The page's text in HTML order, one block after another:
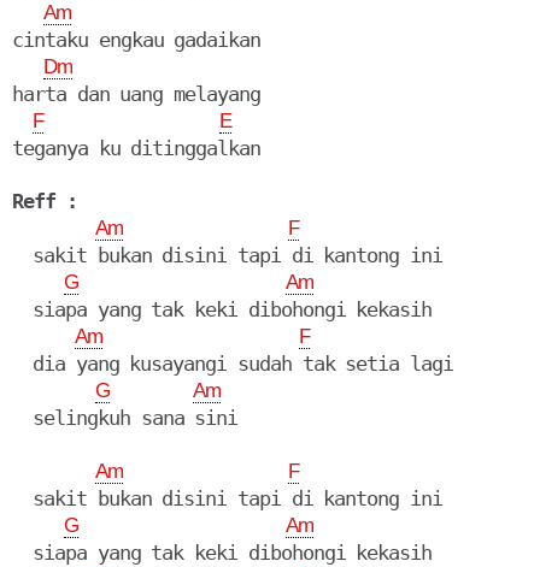
Am
cintaku engkau gadaikan
Dm
harta dan uang melayang
F E
teganya ku ditinggalkan
Reff :
Am F
  sakit bukan disini tapi di kantong ini
G Am
  siapa yang tak keki dibohongi kekasih
Am F
  dia yang kusayangi sudah tak setia lagi
G Am
  selingkuh sana sini
Am F
  sakit bukan disini tapi di kantong ini
G Am
  siapa yang tak keki dibohongi kekasih